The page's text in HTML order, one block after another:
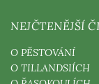
NEJČTENĚJŠÍ
O PĚSTOVÁNÍ
O TILLANDSIÍCH